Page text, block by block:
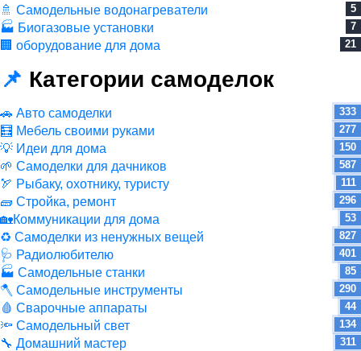
🚿 Самодельные водонагреватели 5
🏭 Биогазовые установки 7
🏢 оборудование для дома 21
📌 Категории самоделок
🚗 Авто самоделки 333
🧮 Мебель своими руками 277
💡 Идеи для дома 150
🌱 Самоделки для дачников 587
🏹 Рыбаку, охотнику, туристу 111
🧱 Стройка, ремонт 296
🏡Коммуникации для дома 53
♻ Самоделки из ненужных вещей 827
🩺 Радиолюбителю 401
🏭 Самодельные станки 85
🪓 Самодельные инструменты 290
🩸 Сварочные аппараты 44
🔦 Самодельный свет 134
🔧 Домашний мастер 311